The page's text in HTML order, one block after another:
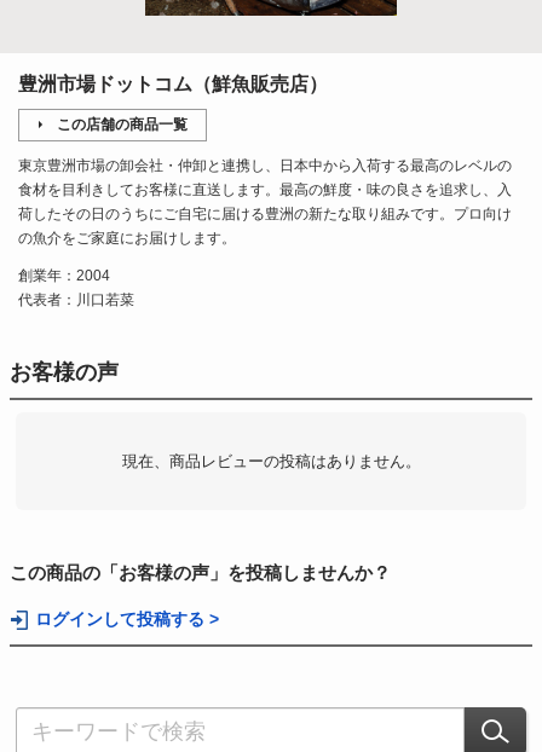
豊洲市場ドットコム（鮮魚販売店）
この店舗の商品一覧
東京豊洲市場の卸会社・仲卸と連携し、日本中から入荷する最高のレベルの
食材を目利きしてお客様に直送します。最高の鮮度・味の良さを追求し、入
荷したその日のうちにご自宅に届ける豊洲の新たな取り組みです。プロ向け
の魚介をご家庭にお届けします。
創業年：2004
代表者：川口若菜
お客様の声
現在、商品レビューの投稿はありません。
この商品の「お客様の声」を投稿しませんか？
ログインして投稿する >